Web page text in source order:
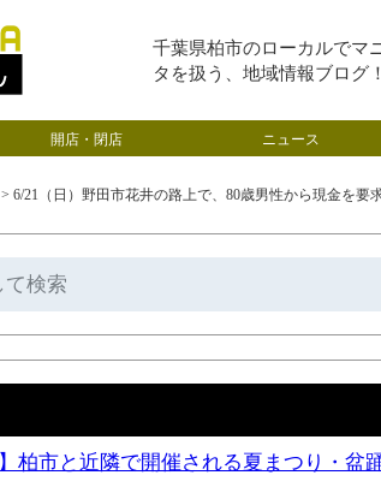
千葉県柏市のローカルでマ
タを扱う、地域情報ブログ
開店・閉店 ニュース
> 6/21（日）野田市花井の路上で、80歳男性から現金を要
】柏市と近隣で開催される夏まつり・盆